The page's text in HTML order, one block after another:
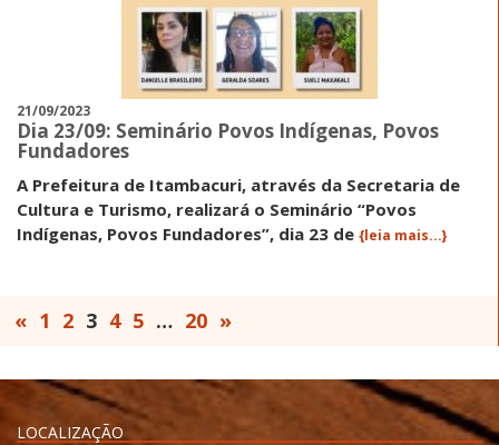
21/09/2023
Dia 23/09: Seminário Povos Indígenas, Povos
Fundadores
A Prefeitura de Itambacuri, através da Secretaria de
Cultura e Turismo, realizará o Seminário “Povos
Indígenas, Povos Fundadores”, dia 23 de {leia mais...}
« 1 2 3 4 5 … 20 »
LOCALIZAÇÃO